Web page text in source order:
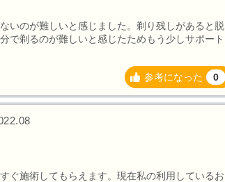
いのが難しいと感じました。剃り残しがあると脱
で剃るのが難しいと感じたためもう少しサポート
参考になった 0
ぐ施術してもらえます。現在私の利用しているお